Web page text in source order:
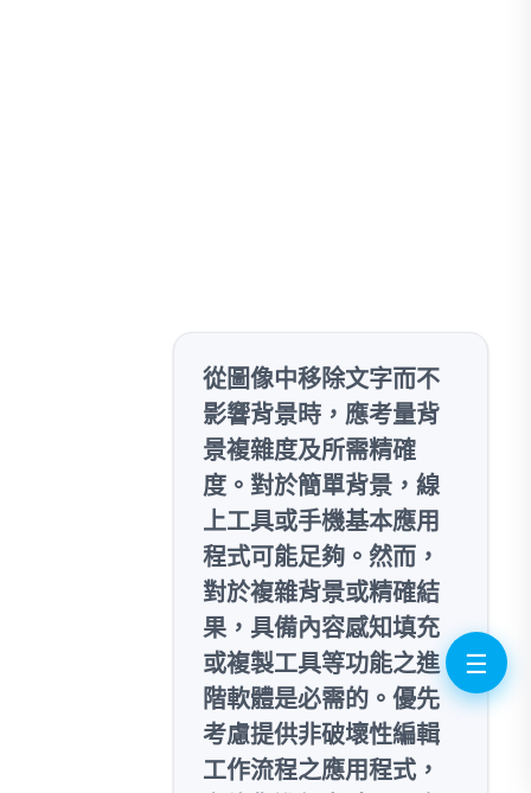
從圖像中移除文字而不
影響背景時，應考量背
景複雜度及所需精確
度。對於簡單背景，線
上工具或手機基本應用
程式可能足夠。然而，
對於複雜背景或精確結
果，具備內容感知填充
或複製工具等功能之進
階軟體是必需的。優先
考慮提供非破壞性編輯
工作流程之應用程式，
☰